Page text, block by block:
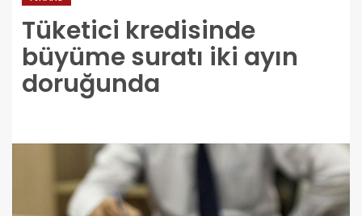
Tüketici kredisinde
büyüme suratı iki ayın
doruğunda